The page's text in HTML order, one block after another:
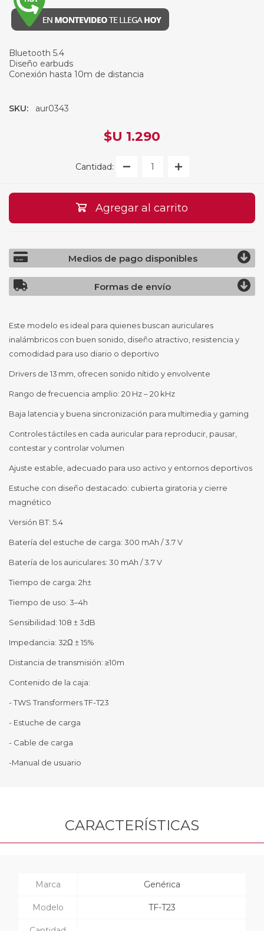
Bluetooth 5.4
Diseño earbuds
Conexión hasta 10m de distancia
SKU: aur0343
$U 1.290
Cantidad:
Agregar al carrito
Medios de pago disponibles
Formas de envío
Este modelo es ideal para quienes buscan auriculares
inalámbricos con buen sonido, diseño atractivo, resistencia y
comodidad para uso diario o deportivo
Drivers de 13 mm, ofrecen sonido nítido y envolvente
Rango de frecuencia amplio: 20 Hz – 20 kHz
Baja latencia y buena sincronización para multimedia y gaming
Controles táctiles en cada auricular para reproducir, pausar,
contestar y controlar volumen
Ajuste estable, adecuado para uso activo y entornos deportivos
Estuche con diseño destacado: cubierta giratoria y cierre
magnético
Versión BT: 5.4
Batería del estuche de carga: 300 mAh / 3.7 V
Batería de los auriculares: 30 mAh / 3.7 V
Tiempo de carga: 2h±
Tiempo de uso: 3–4h
Sensibilidad: 108 ± 3dB
Impedancia: 32Ω ± 15%
Distancia de transmisión: ≥10m
Contenido de la caja:
- TWS Transformers TF-T23
- Estuche de carga
- Cable de carga
-Manual de usuario
CARACTERÍSTICAS
Marca Genérica
Modelo TF-T23